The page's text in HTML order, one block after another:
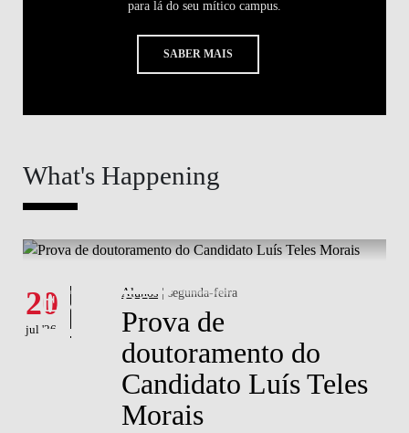
para lá do seu mítico campus.
SABER MAIS
What's Happening
Eventos
20
jul '26
Alunos | segunda-feira
Prova de
doutoramento do
Candidato Luís Teles
Morais